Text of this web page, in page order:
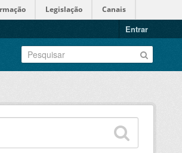
Legislação Canais
Entrar